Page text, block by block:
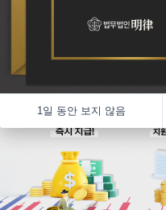
1일 동안 보지 않음